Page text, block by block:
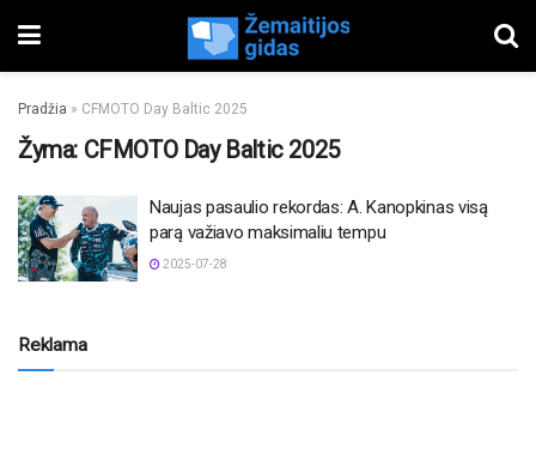
Pradžia » CFMOTO Day Baltic 2025
Žyma: CFMOTO Day Baltic 2025
Naujas pasaulio rekordas: A. Kanopkinas visą
parą važiavo maksimaliu tempu
2025-07-28
Reklama